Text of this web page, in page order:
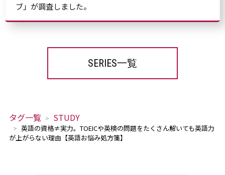
ブ」が調査しました。
SERIES一覧
タグ一覧 STUDY
英語の資格≠実力。TOEICや英検の問題をたくさん解いても英語力
が上がらない理由【英語お悩み処方箋】